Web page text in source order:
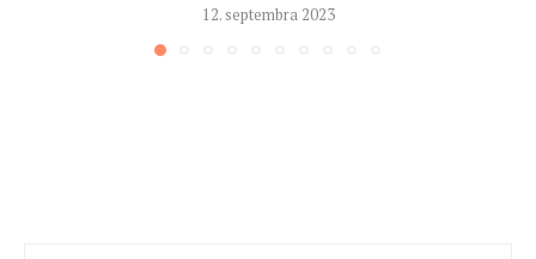
12. septembra 2023